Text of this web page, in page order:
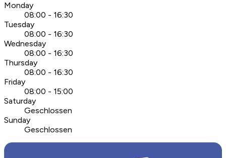
Monday
08:00 - 16:30
Tuesday
08:00 - 16:30
Wednesday
08:00 - 16:30
Thursday
08:00 - 16:30
Friday
08:00 - 15:00
Saturday
Geschlossen
Sunday
Geschlossen